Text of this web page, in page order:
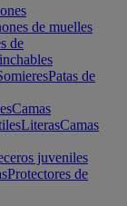
de muelles
de
Patas de
Camas
LiterasCamas
juveniles
Protectores de